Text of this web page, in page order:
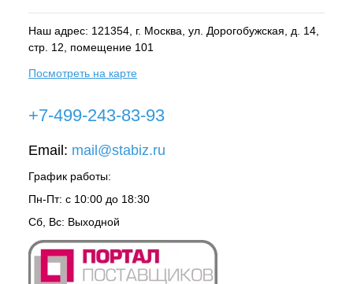
Наш адрес: 121354, г. Москва , ул. Дорогобужская, д. 14,
стр. 12, помещение 101
Посмотреть на карте
+7-499-243-83-93
Email: mail@stabiz.ru
График работы:
Пн-Пт: с 10:00 до 18:30
Сб, Вс: Выходной